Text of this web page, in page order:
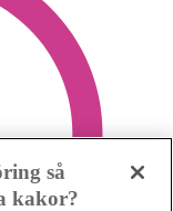
så
kakor?